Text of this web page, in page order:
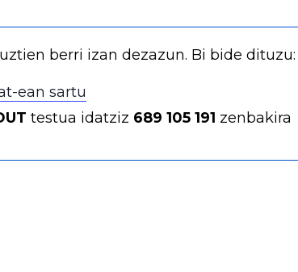
berri izan dezazun. Bi bide dituzu:
ean sartu
testua idatziz 689 105 191 zenbakira